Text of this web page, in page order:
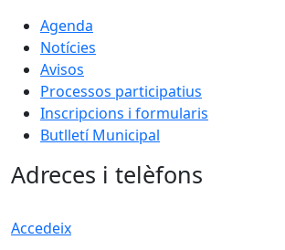
Agenda
Notícies
Avisos
Processos participatius
Inscripcions i formularis
Butlletí Municipal
Adreces i telèfons
Accedeix